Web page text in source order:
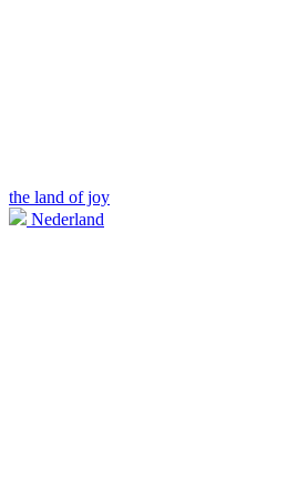
the land of joy
Nederland